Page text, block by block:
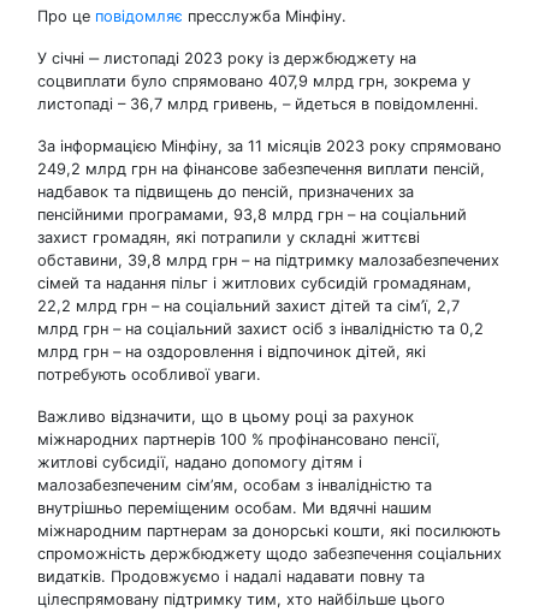
Про це повідомляє пресслужба Мінфіну.
У січні ‒ листопаді 2023 року із держбюджету на
соцвиплати було спрямовано 407,9 млрд грн, зокрема у
листопаді – 36,7 млрд гривень, – йдеться в повідомленні.
За інформацією Мінфіну, за 11 місяців 2023 року спрямовано
249,2 млрд грн на фінансове забезпечення виплати пенсій,
надбавок та підвищень до пенсій, призначених за
пенсійними програмами, 93,8 млрд грн – на соціальний
захист громадян, які потрапили у складні життєві
обставини, 39,8 млрд грн – на підтримку малозабезпечених
сімей та надання пільг і житлових субсидій громадянам,
22,2 млрд грн – на соціальний захист дітей та сім’ї, 2,7
млрд грн – на соціальний захист осіб з інвалідністю та 0,2
млрд грн – на оздоровлення і відпочинок дітей, які
потребують особливої уваги.
Важливо відзначити, що в цьому році за рахунок
міжнародних партнерів 100 % профінансовано пенсії,
житлові субсидії, надано допомогу дітям і
малозабезпеченим сім’ям, особам з інвалідністю та
внутрішньо переміщеним особам. Ми вдячні нашим
міжнародним партнерам за донорські кошти, які посилюють
спроможність держбюджету щодо забезпечення соціальних
видатків. Продовжуємо і надалі надавати повну та
цілеспрямовану підтримку тим, хто найбільше цього